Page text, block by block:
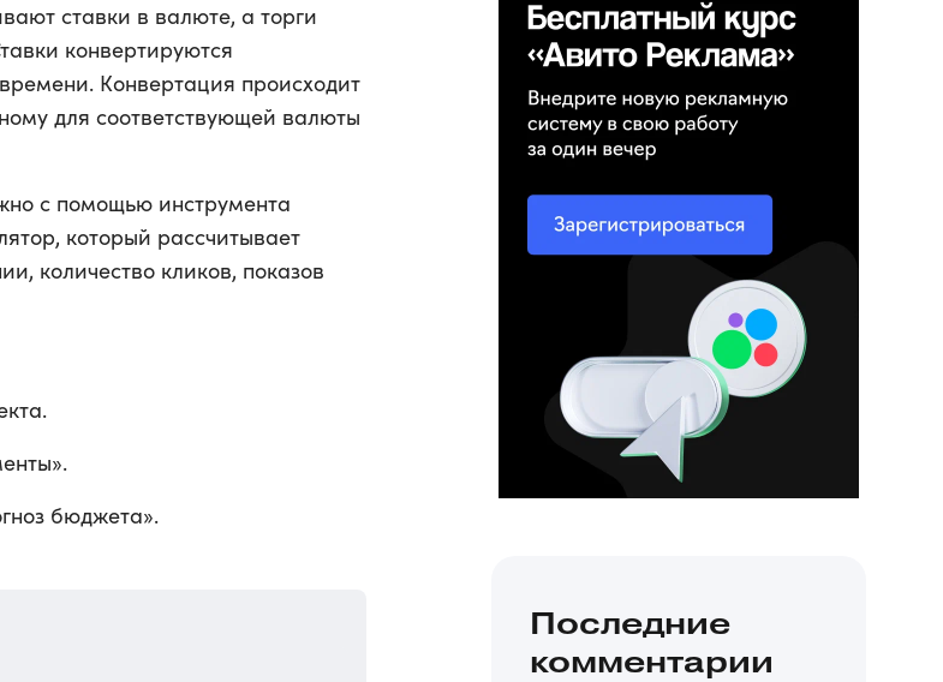
ставки в валюте, а торги
конвертируются
Конвертация происходит
для соответствующей валюты
с помощью инструмента
который рассчитывает
количество кликов, показов
бюджета».
Последние
комментарии